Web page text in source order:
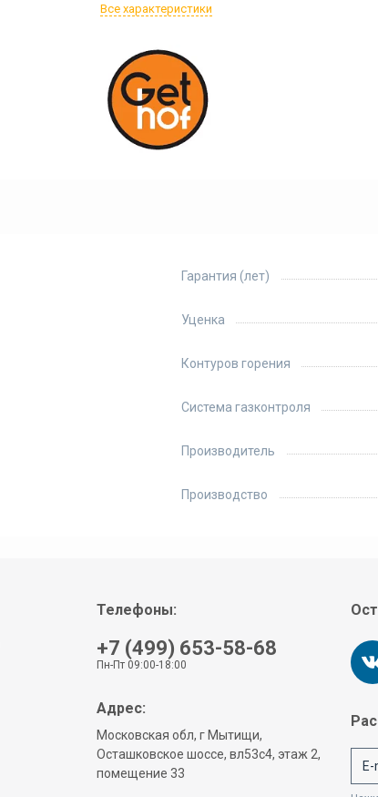
Все характеристики
Гарантия (лет)
Уценка
Контуров горения
Система газконтроля
Производитель
Производство
Телефоны:
+7 (499) 653-58-68
Пн-Пт 09:00-18:00
Адрес:
Московская обл, г Мытищи,
Осташковское шоссе, вл53с4, этаж 2,
помещение 33